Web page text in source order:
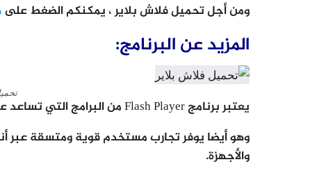
ومن أجل تحميل فلاش بلاير ، يمكنكم الضغط على
المزيد عن البرنامج:
يعتبر برنامج Flash Player من البرامج التي تساعد على إنشاء مقاطع فيديو خفيفة الحجم.
وهو أيضا يوفر تجارب مستخدم قوية ومتسقة عبر
والأجهزة.